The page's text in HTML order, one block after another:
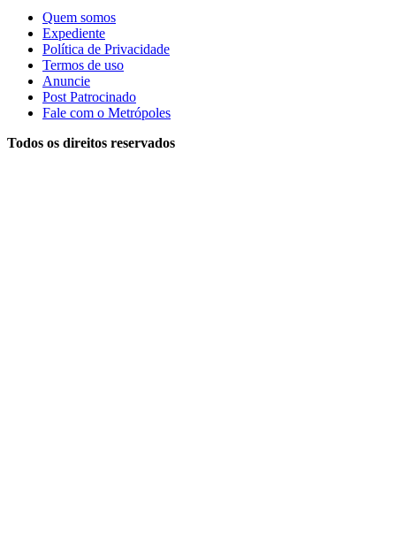
Quem somos
Expediente
Política de Privacidade
Termos de uso
Anuncie
Post Patrocinado
Fale com o Metrópoles
Todos os direitos reservados